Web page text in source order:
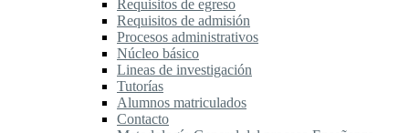
Requisitos de egreso
Requisitos de admisión
Procesos administrativos
Núcleo básico
Lineas de investigación
Tutorías
Alumnos matriculados
Contacto